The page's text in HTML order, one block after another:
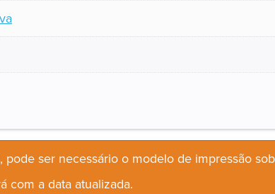
ser necessário o modelo de impressão
com a data atualizada.